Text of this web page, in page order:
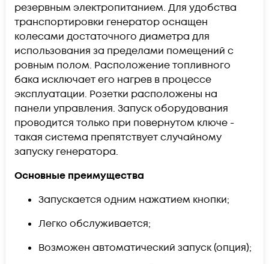
резервным электропитанием. Для удобства
транспортировки генератор оснащен
колесами достаточного диаметра для
использования за пределами помещений с
ровным полом. Расположение топливного
бака исключает его нагрев в процессе
эксплуатации. Розетки расположены на
панели управления. Запуск оборудования
проводится только при повернутом ключе -
такая система препятствует случайному
запуску генератора.
Основные преимущества
Запускается одним нажатием кнопки;
Легко обслуживается;
Возможен автоматический запуск (опция);